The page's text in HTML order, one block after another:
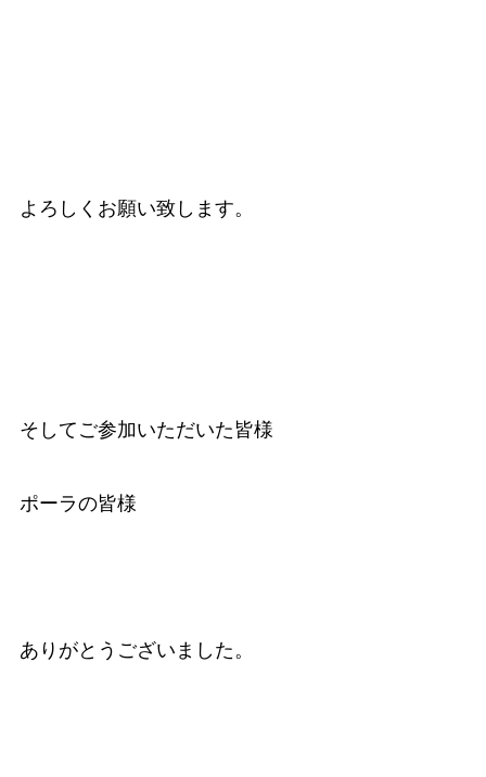
よろしくお願い致します。
そしてご参加いただいた皆様
ポーラの皆様
ありがとうございました。